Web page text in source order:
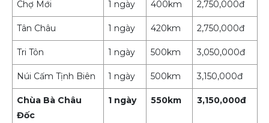
Chợ Mới 1 ngày 400km 2,750,000đ
Tân Châu 1 ngày 420km 2,750,000đ
Tri Tôn 1 ngày 500km 3,050,000đ
Núi Cấm Tịnh Biên 1 ngày 500km 3,150,000đ
Chùa Bà Châu
Đốc
1 ngày 550km 3,150,000đ